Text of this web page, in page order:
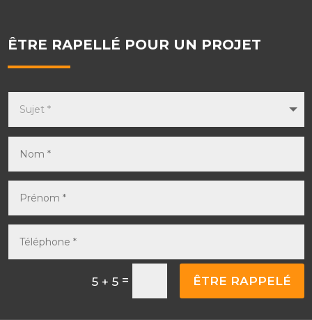
ÊTRE RAPELLÉ POUR UN PROJET
5 + 5= ÊTRE RAPPELÉ